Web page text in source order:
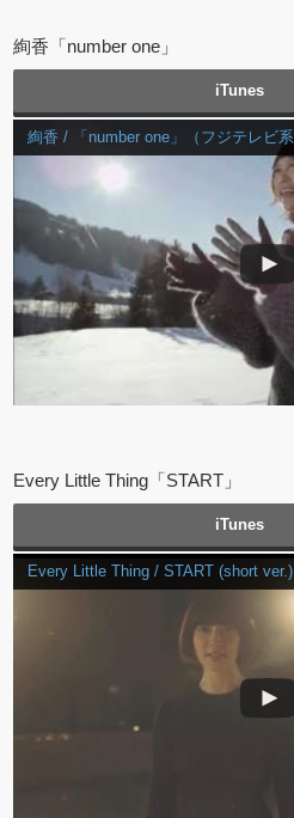
絢香「number one」
iTunes
Every Little Thing「START」
iTunes
Every Little Thing / START (short ver.)